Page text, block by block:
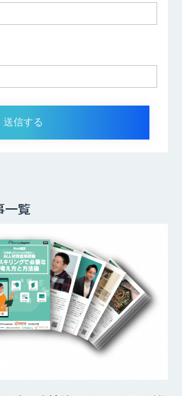
一覧